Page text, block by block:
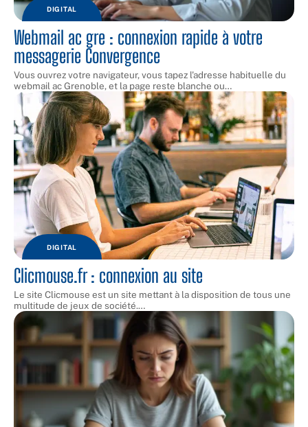
DIGITAL
Webmail ac gre : connexion rapide à votre
messagerie Convergence
Vous ouvrez votre navigateur, vous tapez l'adresse habituelle du
webmail ac Grenoble, et la page reste blanche ou…
DIGITAL
Clicmouse.fr : connexion au site
Le site Clicmouse est un site mettant à la disposition de tous une
multitude de jeux de société.…